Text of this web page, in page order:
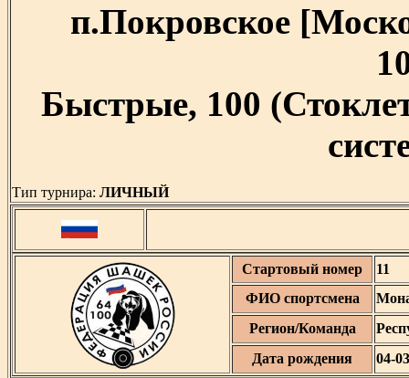
п.Покровское
Быстрые, 100
Тип турнира: ЛИЧНЫЙ
Стартовый номер
11
ФИО спортсмена
Регион/Команда
Дата рождения
04-